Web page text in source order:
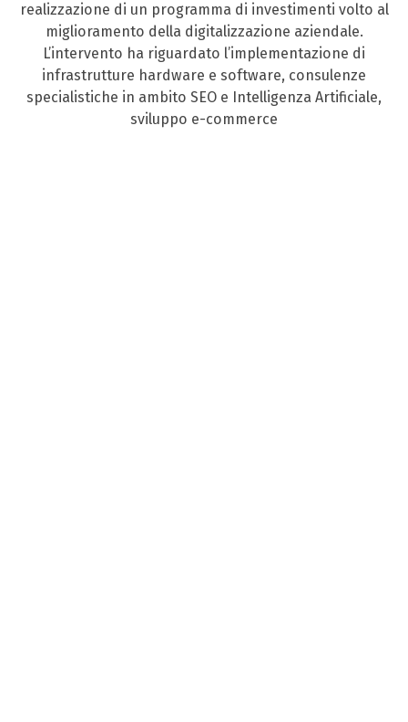
realizzazione di un programma di investimenti volto al
miglioramento della digitalizzazione aziendale.
L’intervento ha riguardato l’implementazione di
infrastrutture hardware e software, consulenze
specialistiche in ambito SEO e Intelligenza Artificiale,
sviluppo e-commerce